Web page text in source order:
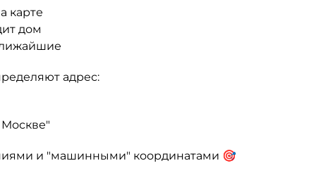
карте
дом
адрес:
и "машинными" координатами 🎯